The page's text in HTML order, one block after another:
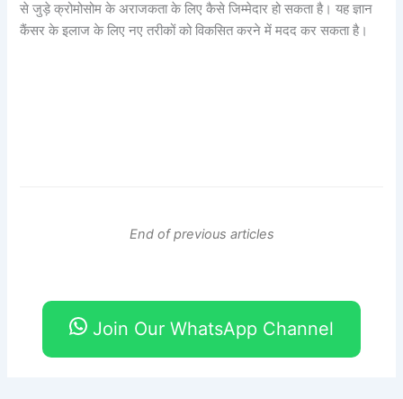
से जुड़े क्रोमोसोम के अराजकता के लिए कैसे जिम्मेदार हो सकता है। यह ज्ञान
कैंसर के इलाज के लिए नए तरीकों को विकसित करने में मदद कर सकता है।
End of previous articles
Join Our WhatsApp Channel